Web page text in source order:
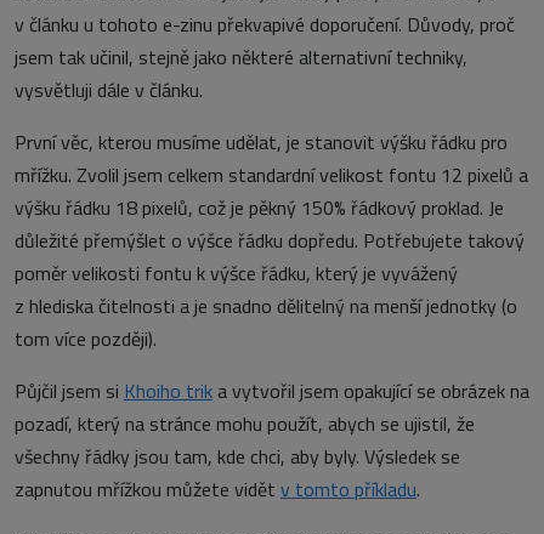
v článku u tohoto e-zinu překvapivé doporučení. Důvody, proč
jsem tak učinil, stejně jako některé alternativní techniky,
vysvětluji dále v článku.
První věc, kterou musíme udělat, je stanovit výšku řádku pro
mřížku. Zvolil jsem celkem standardní velikost fontu 12 pixelů a
výšku řádku 18 pixelů, což je pěkný 150% řádkový proklad. Je
důležité přemýšlet o výšce řádku dopředu. Potřebujete takový
poměr velikosti fontu k výšce řádku, který je vyvážený
z hlediska čitelnosti a je snadno dělitelný na menší jednotky (o
tom více později).
Půjčil jsem si Khoiho trik a vytvořil jsem opakující se obrázek na
pozadí, který na stránce mohu použít, abych se ujistil, že
všechny řádky jsou tam, kde chci, aby byly. Výsledek se
zapnutou mřížkou můžete vidět v tomto příkladu.